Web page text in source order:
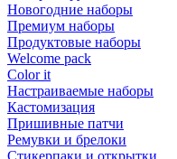
Новогодние наборы
Премиум наборы
Продуктовые наборы
Welcome pack
Color it
Настраиваемые наборы
Кастомизация
Пришивные патчи
Ремувки и брелоки
Стикерпаки и открытки